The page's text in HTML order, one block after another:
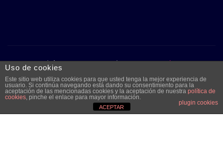
Copyright © 2026 | Funciona conWordPress|
Frankfurt Newspor ThemeArile
Aviso legal y
Publicidad Contacto
Uso de cookies
Este sitio web utiliza cookies para que usted tenga la mejor experiencia de
usuario. Si continúa navegando está dando su consentimiento para la
aceptación de las mencionadas cookies y la aceptación de nuestra política de
cookies, pinche el enlace para mayor información.
plugin cookies
ACEPTAR